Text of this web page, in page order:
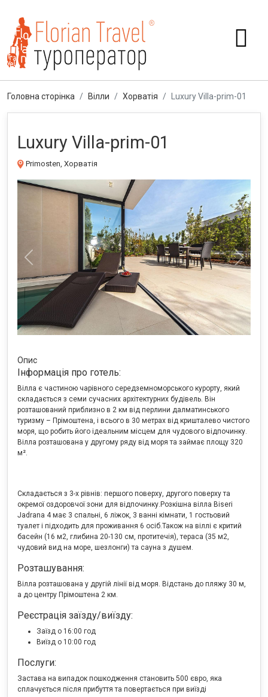
Головна сторінка Вілли Хорватія Luxury Villa-prim-01
Luxury Villa-prim-01
Primosten, Хорватія
Previous Next
Опис
Інформація про готель:
Вілла є частиною чарівного середземноморського курорту, який
складається з семи сучасних архітектурних будівель. Він
розташований приблизно в 2 км від перлини далматинського
туризму – Прімоштена, і всього в 30 метрах від кришталево чистого
моря, що робить його ідеальним місцем для чудового відпочинку.
Вілла розташована у другому ряду від моря та займає площу 320
м².
Складається з 3-х рівнів: першого поверху, другого поверху та
окремої оздоровчої зони для відпочинку. Розкішна вілла Biseri
Jadrana 4 має 3 спальні, 6 ліжок, 3 ванні кімнати, 1 гостьовий
туалет і підходить для проживання 6 осіб.Також на віллі є критий
басейн (16 м2, глибина 20-130 см, протитечія), тераса (35 м2,
чудовий вид на море, шезлонги) та сауна з душем.
Розташування:
Вілла розташована у другій лінії від моря. Відстань до пляжу 30 м,
а до центру Прімоштена 2 км.
Реєстрація заїзду/виїзду:
Заїзд о 16:00 год
Виїзд о 10:00 год
Послуги:
Застава на випадок пошкодження становить 500 євро, яка
сплачується після прибуття та повертається при виїзді